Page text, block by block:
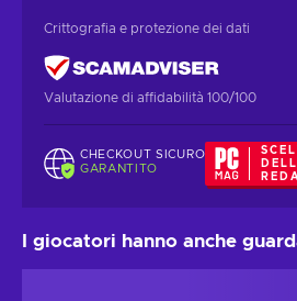
Crittografia e protezione dei dati
Valutazione di affidabilità 100/100
CHECKOUT SICURO
GARANTITO
I giocatori hanno anche